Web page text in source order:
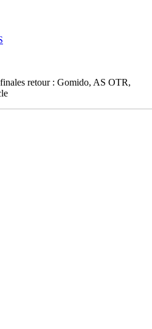
retour : Gomido, AS OTR,